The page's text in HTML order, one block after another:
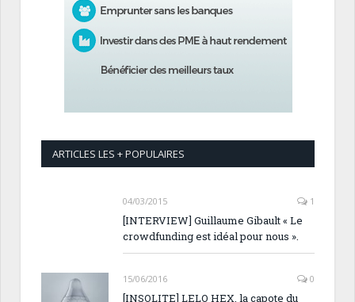
ARTICLES LES + POPULAIRES
04/03/2015 1
[INTERVIEW] Guillaume Gibault « Le
crowdfunding est idéal pour nous ».
15/06/2016 0
[INSOLITE] LELO HEX, la capote du